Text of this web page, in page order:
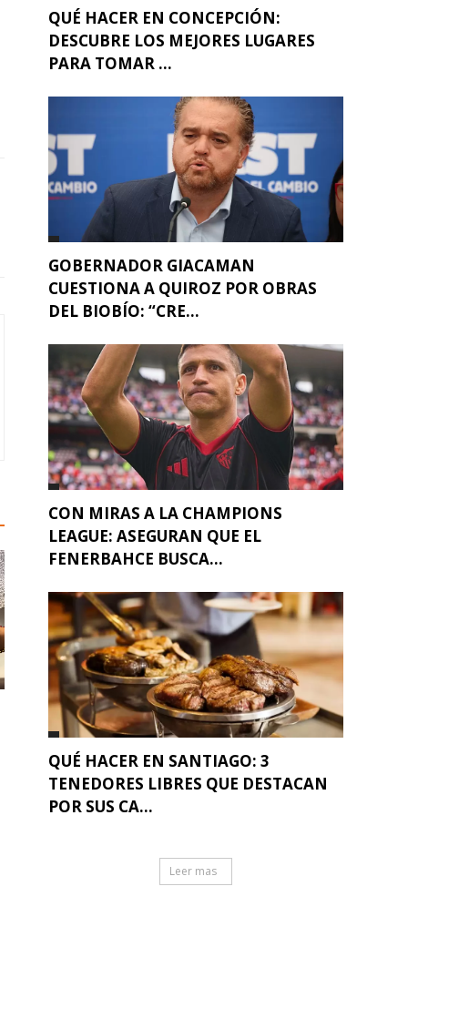
QUÉ HACER EN CONCEPCIÓN:
DESCUBRE LOS MEJORES LUGARES
PARA TOMAR ...
GOBERNADOR GIACAMAN
CUESTIONA A QUIROZ POR OBRAS
DEL BIOBÍO: “CRE...
CON MIRAS A LA CHAMPIONS
LEAGUE: ASEGURAN QUE EL
FENERBAHCE BUSCA...
QUÉ HACER EN SANTIAGO: 3
TENEDORES LIBRES QUE DESTACAN
POR SUS CA...
Leer mas